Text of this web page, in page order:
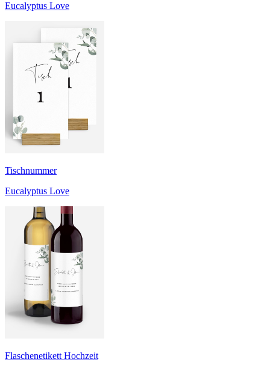
Eucalyptus Love
Tischnummer
Eucalyptus Love
Flaschenetikett Hochzeit